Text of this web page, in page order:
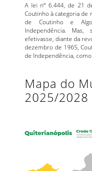
A lei nº 6.444, de 21
Coutinho à categoria
de Coutinho e
Independência.
efetivasse, diante da
dezembro de 1965,
de Independência,
Mapa do
2025/2028